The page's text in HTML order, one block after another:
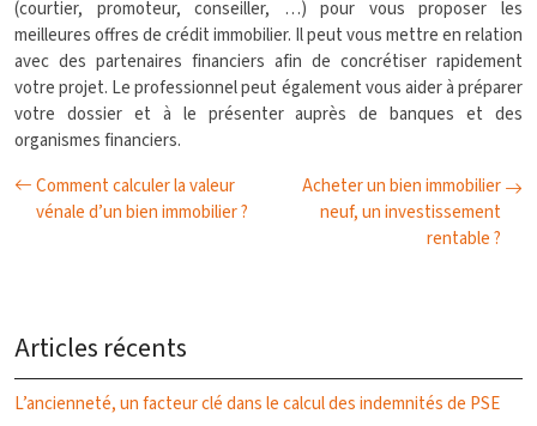
(courtier, promoteur, conseiller, …) pour vous proposer les
meilleures offres de crédit immobilier. Il peut vous mettre en relation
avec des partenaires financiers afin de concrétiser rapidement
votre projet. Le professionnel peut également vous aider à préparer
votre dossier et à le présenter auprès de banques et des
organismes financiers.
Comment calculer la valeur
vénale d’un bien immobilier ?
Acheter un bien immobilier
neuf, un investissement
rentable ?
Articles récents
L’ancienneté, un facteur clé dans le calcul des indemnités de PSE